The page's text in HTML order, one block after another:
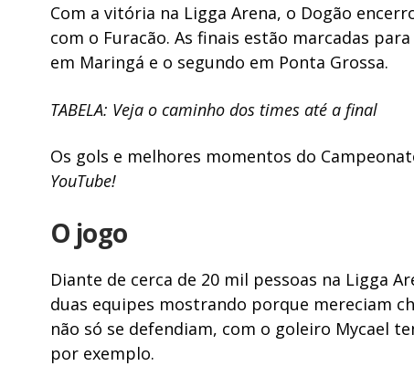
Com a vitória na Ligga Arena, o Dogão
com o Furacão. As finais estão marcadas
em Maringá e o segundo em Ponta Grossa.
TABELA: Veja o caminho dos times até a final
Os gols e melhores momentos do
YouTube!
O jogo
Diante de cerca de 20 mil pessoas na Ligga
duas equipes mostrando porque mereciam
não só se defendiam, com o goleiro Mycael
por exemplo.